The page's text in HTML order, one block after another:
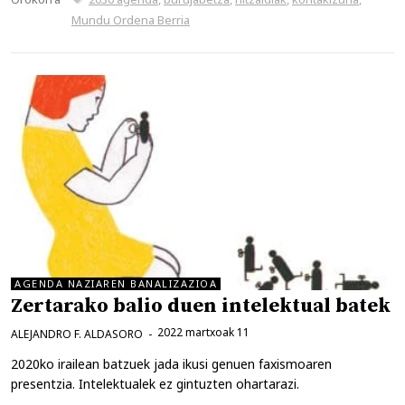
Mundu Ordena Berria
AGENDA NAZIAREN BANALIZAZIOA
Zertarako balio duen intelektual batek
2022 martxoak 11
ALEJANDRO F. ALDASORO
2020ko irailean batzuek jada ikusi genuen faxismoaren
presentzia. Intelektualek ez gintuzten ohartarazi.